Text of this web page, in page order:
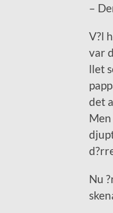
–
V?l
var
llet
det
Men
Nu